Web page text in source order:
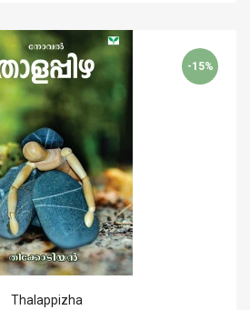
-15%
Thalappizha